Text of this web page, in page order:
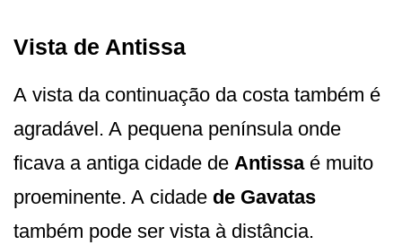
Vista de Antissa
A vista da continuação da costa também é
agradável. A pequena península onde
ficava a antiga cidade de Antissaé muito
proeminente. A cidade de Gavatas
também pode ser vista à distância.